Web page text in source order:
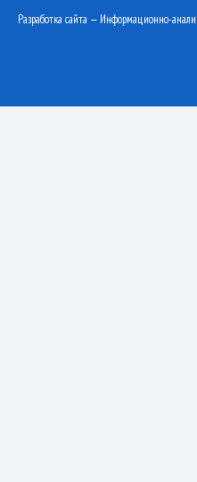
Разработка сайта — Информационно-